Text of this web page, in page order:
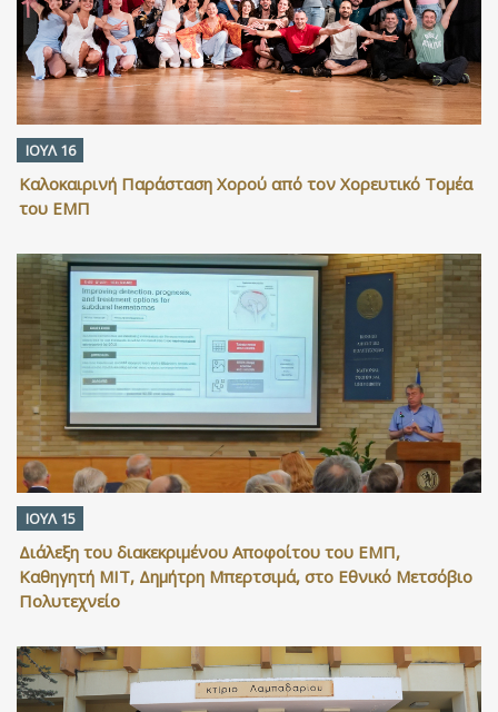
ΙΟΥΛ 16
Καλοκαιρινή Παράσταση Χορού από τον Χορευτικό Τομέα
του ΕΜΠ
ΙΟΥΛ 15
Διάλεξη του διακεκριμένου Αποφοίτου του ΕΜΠ,
Καθηγητή ΜΙΤ, Δημήτρη Μπερτσιμά, στο Εθνικό Μετσόβιο
Πολυτεχνείο